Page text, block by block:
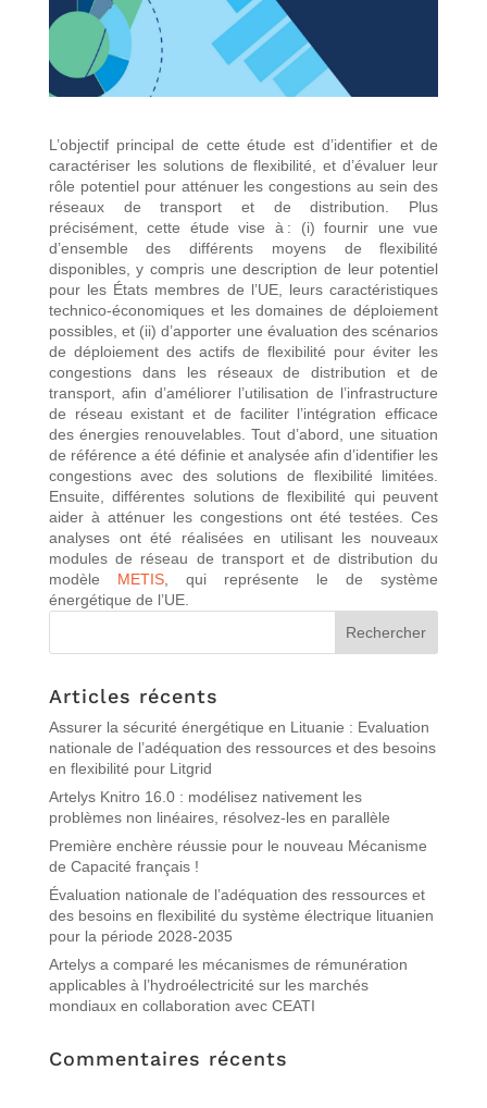
L’objectif principal de cette étude est d’identifier et de
caractériser les solutions de flexibilité, et d’évaluer leur
rôle potentiel pour atténuer les congestions au sein des
réseaux de transport et de distribution. Plus
précisément, cette étude vise à : (i) fournir une vue
d’ensemble des différents moyens de flexibilité
disponibles, y compris une description de leur potentiel
pour les États membres de l’UE, leurs caractéristiques
technico-économiques et les domaines de déploiement
possibles, et (ii) d’apporter une évaluation des scénarios
de déploiement des actifs de flexibilité pour éviter les
congestions dans les réseaux de distribution et de
transport, afin d’améliorer l’utilisation de l’infrastructure
de réseau existant et de faciliter l’intégration efficace
des énergies renouvelables. Tout d’abord, une situation
de référence a été définie et analysée afin d’identifier les
congestions avec des solutions de flexibilité limitées.
Ensuite, différentes solutions de flexibilité qui peuvent
aider à atténuer les congestions ont été testées. Ces
analyses ont été réalisées en utilisant les nouveaux
modules de réseau de transport et de distribution du
modèle METIS, qui représente le de système
énergétique de l’UE.
Articles récents
Assurer la sécurité énergétique en Lituanie : Evaluation
nationale de l’adéquation des ressources et des besoins
en flexibilité pour Litgrid
Artelys Knitro 16.0 : modélisez nativement les
problèmes non linéaires, résolvez-les en parallèle
Première enchère réussie pour le nouveau Mécanisme
de Capacité français !
Évaluation nationale de l’adéquation des ressources et
des besoins en flexibilité du système électrique lituanien
pour la période 2028-2035
Artelys a comparé les mécanismes de rémunération
applicables à l’hydroélectricité sur les marchés
mondiaux en collaboration avec CEATI
Commentaires récents